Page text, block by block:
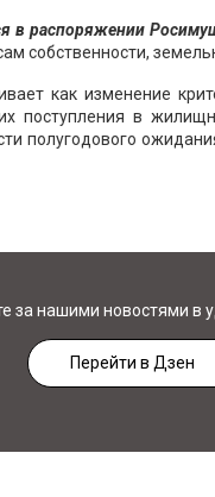
в распоряжении
собственности,
как изменение
поступления в
полугодового
за нашими новостями в
Перейти в Дзен